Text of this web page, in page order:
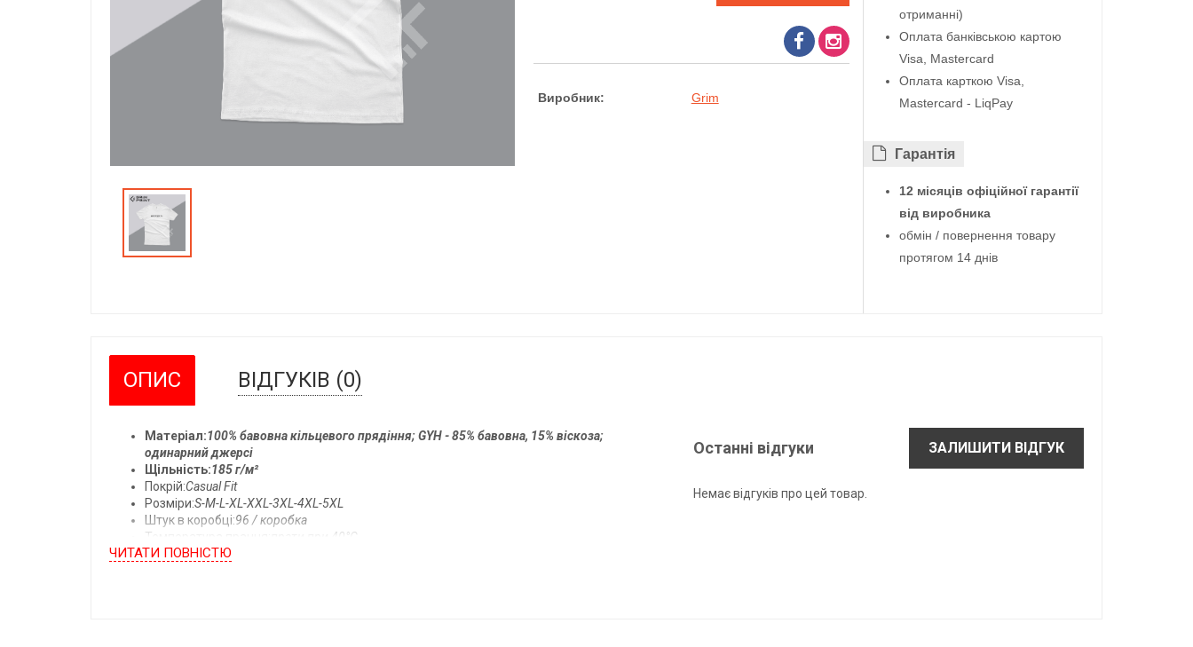
Виробник: Grim
отриманні)
Оплата банківською картою
Visa, Mastercard
Оплата карткою Visa,
Mastercard - LiqPay
Гарантiя
12 місяців офіційної гарантії
від виробника
обмін / повернення товару
протягом 14 днів
ОПИС ВІДГУКІВ (0)
Матеріал:100% бавовна кільцевого прядіння; GYH - 85% бавовна, 15% віскоза;
одинарний джерсі
Щільність:185 г/м²
Покрій:Casual Fit
Розміри:S-M-L-XL-XXL-3XL-4XL-5XL
Штук в коробці:96 / коробка
Температура прання:
прати при 40°C
ЧИТАТИ ПОВНIСТЮ
Останні відгуки ЗАЛИШИТИ ВІДГУК
Немає відгуків про цей товар.